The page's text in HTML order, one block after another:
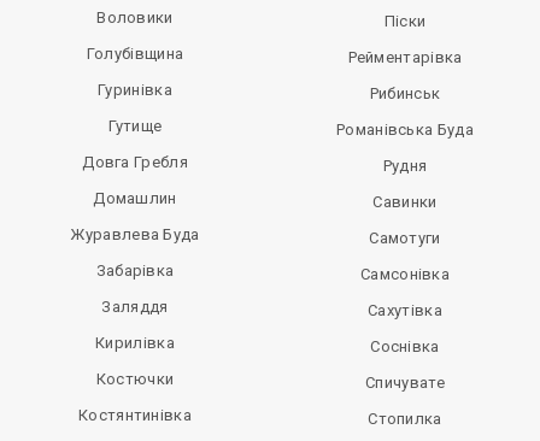
Воловики
Голубівщина
Гуринівка
Гутище
Довга Гребля
Домашлин
Журавлева Буда
Забарівка
Заляддя
Кирилівка
Костючки
Костянтинівка
Піски
Рейментарівка
Рибинськ
Романівська Буда
Рудня
Савинки
Самотуги
Самсонівка
Сахутівка
Соснівка
Спичувате
Стопилка